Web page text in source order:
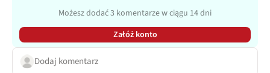
Możesz dodać 3 komentarze w ciągu 14 dni
Załóż konto
Dodaj komentarz